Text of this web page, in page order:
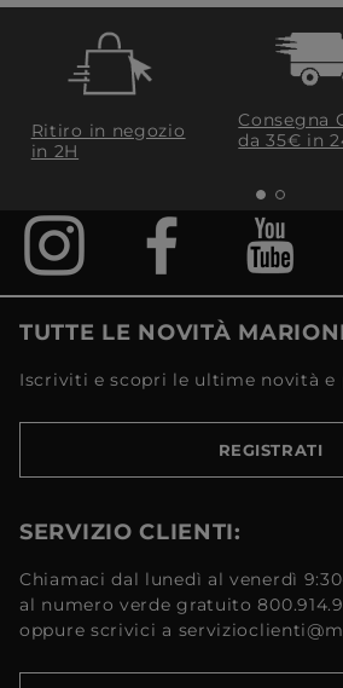
Ritiro in negozio
in 2H
Consegna
da 35€​ in
TUTTE LE NOVITÀ
Iscriviti e scopri le ultime novità e
REGISTRATI
SERVIZIO CLIENTI:
Chiamaci dal lunedì al venerdì
al numero verde gratuito
oppure scrivici a